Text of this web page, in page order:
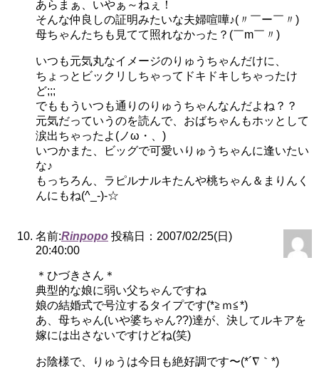
あらまぁ、いやぁ～ねぇ！
そんな仲良しの証明みたいな夫婦喧嘩♪(〃￣ー￣〃)
母ちゃんたちも見てて照れなかった？(￣m￣〃)
いつも元気丸なイメージのりゅうちゃんだけに、
ちょっとビックリしちゃってドキドキしちゃったけ
ど;;;
でももういつも通りのりゅうちゃんなんだよね？？
元気だっていうのを読んで、おばちゃんもホッとして
涙出ちゃったよ(ノω・、)
いつかまた、ビッグで可愛いりゅうちゃんに逢いたい
な♪
もっちろん、ラピルナルキたんや桃ちゃん＆まりんく
んにもね(^_-)-☆
名前:Rinpopo 投稿日：2007/02/25(日)
20:40:00
＊ひづきさん＊
典型的な娘に弱い父ちゃんですね
娘の結婚式で号泣するタイプです(*≧ｍ≦*)
あ、母ちゃん(いや婆ちゃん??)達が、決してルキアを
嫁には出さないですけどね(笑)
お陰様で、りゅうは今日も絶好調です〜(*´∇｀*)